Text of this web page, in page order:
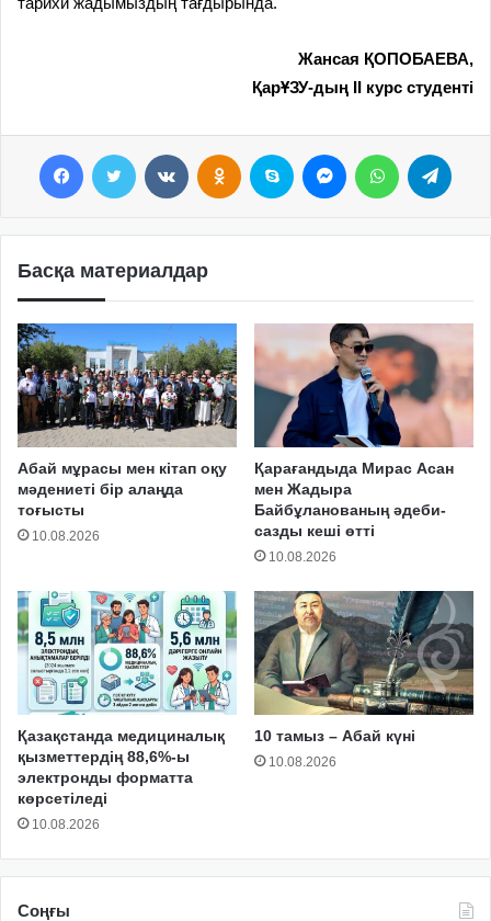
Жансая ҚОПОБАЕВА,
ҚарҰЗУ-дың II курс студенті
Басқа материалдар
Абай мұрасы мен кітап оқу
мәдениеті бір алаңда
тоғысты
10.08.2026
Қарағандыда Мирас Асан
мен Жадыра
Байбұланованың әдеби-
сазды кеші өтті
10.08.2026
Қазақстанда медициналық
қызметтердің 88,6%-ы
электронды форматта
көрсетіледі
10.08.2026
10 тамыз – Абай күні
10.08.2026
Соңғы